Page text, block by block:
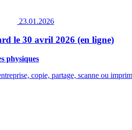
23.01.2026
le 30 avril 2026 (en ligne)
physiques
copie, partage, scanne ou